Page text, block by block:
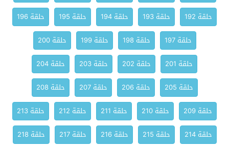
حلقة 192
حلقة 193 حلقة 194 حلقة 195
حلقة 196
حلقة 197
حلقة 198 حلقة 199
حلقة 200
حلقة 201
حلقة 202 حلقة 203
حلقة 204
حلقة 205
حلقة 206 حلقة 207
حلقة 208
حلقة 209
حلقة 210 حلقة 211 حلقة 212
حلقة 213
حلقة 214
حلقة 215 حلقة 216 حلقة 217
حلقة 218